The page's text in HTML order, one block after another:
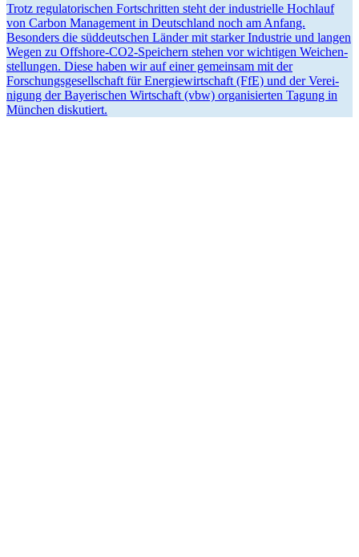
Trotz regula­to­ri­schen Fortschritten steht der indus­trielle Hochlauf
von Carbon Management in Deutschland noch am Anfang.
Besonders die süddeut­schen Länder mit starker Industrie und langen
Wegen zu Offshore-CO2-Speichern stehen vor wichtigen Weichen­
stel­lungen. Diese haben wir auf einer gemeinsam mit der
Forschungs­ge­sell­schaft für Energie­wirt­schaft (FfE) und der Verei­
nigung der Bayeri­schen Wirtschaft (vbw) organi­sierten Tagung in
München diskutiert.